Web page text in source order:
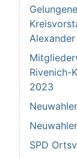
Rivenich-
2023
SPD